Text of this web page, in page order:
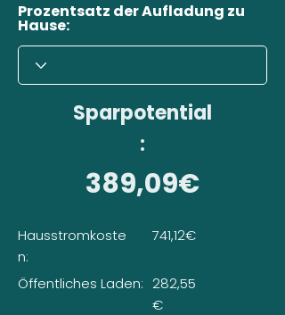
Prozentsatz der Aufladung zu
Hause:
Sparpotential
:
389,09€
Hausstromkoste
n:
Öffentliches Laden:
741,12€
282,55
€